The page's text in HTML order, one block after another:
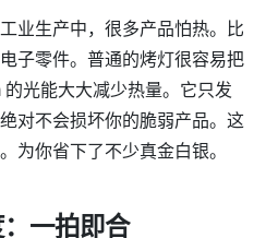
业生产中，很多产品怕热。比
子零件。普通的烤灯很容易把
光能大大减少热量。它只发
对不会损坏你的脆弱产品。这
为你省下了不少真金白银。
一拍即合